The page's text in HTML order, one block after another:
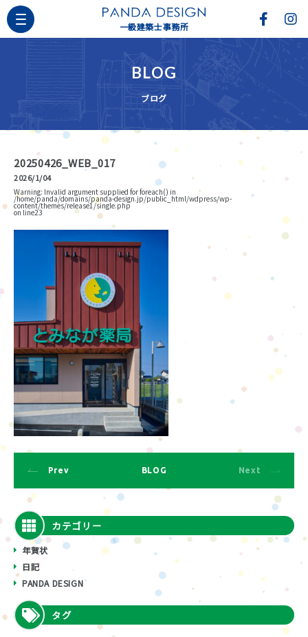
一級建築士事務所
BLOG
ブログ
20250426_WEB_017
2026/1/04
Warning: Invalid argument supplied for foreach() in
/home/panda/domains/panda-design.jp/public_html/wdpress/wp-
content/themes/release1/single.php
on line23
Prev BLOG Next
カテゴリー
年賀状
日記
PANDA DESIGN
タグ